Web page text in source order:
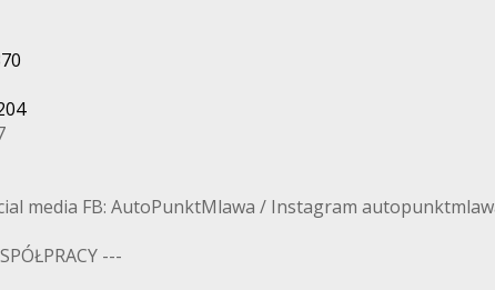
media FB: AutoPunktMlawa / Instagram
---